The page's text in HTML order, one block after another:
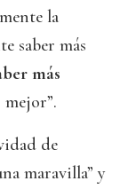
la
saber más
más
mejor”.
de
maravilla” y